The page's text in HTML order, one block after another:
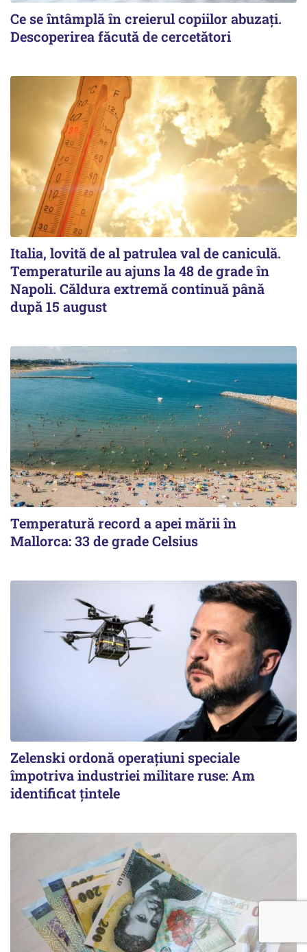
Ce se întâmplă în creierul copiilor abuzați.
Descoperirea făcută de cercetători
Italia, lovită de al patrulea val de caniculă.
Temperaturile au ajuns la 48 de grade în
Napoli. Căldura extremă continuă până
după 15 august
Temperatură record a apei mării în
Mallorca: 33 de grade Celsius
Zelenski ordonă operațiuni speciale
împotriva industriei militare ruse: Am
identificat țintele